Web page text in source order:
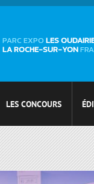
PARC EXPO LES
LA ROCHE-SUR-YON
LES CONCOURS